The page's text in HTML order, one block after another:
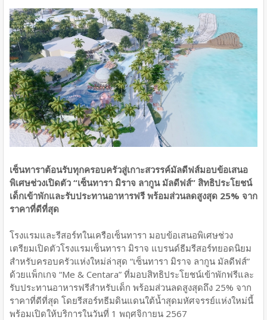
เซ็นทาราต้อนรับทุกครอบครัวสู่เกาะสวรรค์มัลดีฟส์มอบข้อเสนอ
พิเศษช่วงเปิดตัว “เซ็นทารา มิราจ ลากูน มัลดีฟส์” สิทธิประโยชน์
เด็กเข้าพักและรับประทานอาหารฟรี พร้อมส่วนลดสูงสุด 25% จาก
ราคาที่ดีที่สุด
โรงแรมและรีสอร์ทในเครือเซ็นทารา มอบข้อเสนอพิเศษช่วง
เตรียมเปิดตัวโรงแรมเซ็นทารา มิราจ แบรนด์ธีมรีสอร์ทยอดนิยม
สำหรับครอบครัวแห่งใหม่ล่าสุด “เซ็นทารา มิราจ ลากูน มัลดีฟส์”
ด้วยแพ็กเกจ “Me & Centara” ที่มอบสิทธิประโยชน์เข้าพักฟรีและ
รับประทานอาหารฟรีสำหรับเด็ก พร้อมส่วนลดสูงสุดถึง 25% จาก
ราคาที่ดีที่สุด โดยรีสอร์ทธีมดินแดนใต้น้ำสุดมหัศจรรย์แห่งใหม่นี้
พร้อมเปิดให้บริการในวันที่ 1 พฤศจิกายน 2567